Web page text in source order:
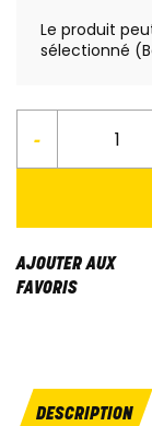
Le produit
sélectionné
-
AJOUTER AUX
FAVORIS
DESCRIPTION